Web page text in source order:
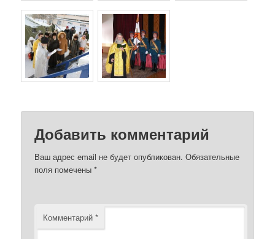
Добавить комментарий
Ваш адрес email не будет опубликован. Обязательные
поля помечены*
Комментарий*